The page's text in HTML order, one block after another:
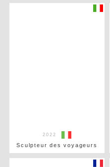
2022
Sculpteur des voyageurs